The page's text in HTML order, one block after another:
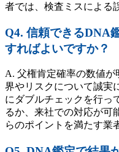
者では、検査ミスによる
Q4. 信頼できるDNA
すればよいですか？
A. 父権肯定確率の数値
界やリスクについて誠実
にダブルチェックを行っ
るか、来社での対応が可
らのポイントを満たす業